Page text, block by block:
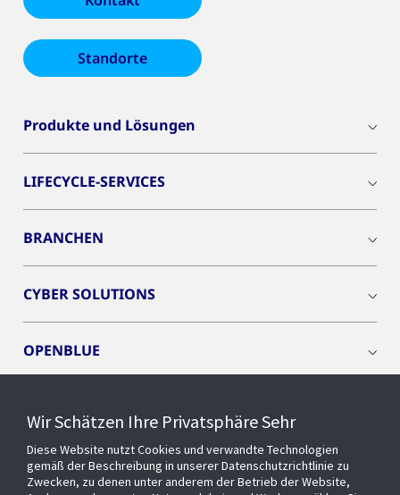
Standorte
Produkte und Lösungen
LIFECYCLE-SERVICES
BRANCHEN
CYBER SOLUTIONS
OPENBLUE
EVENTS
Wir Schätzen Ihre Privatsphäre Sehr
Diese Website nutzt Cookies und verwandte Technologien
gemäß der Beschreibung in unserer Datenschutzrichtlinie zu
Zwecken, zu denen unter anderem der Betrieb der Website,